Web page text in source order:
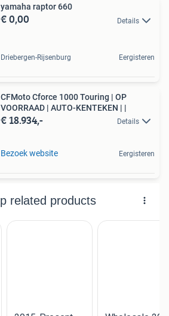
yamaha raptor 660
€ 0,00 Details
Driebergen-Rijsenburg Eergisteren
CFMoto Cforce 1000 Touring | OP
VOORRAAD | AUTO-KENTEKEN | |
€ 18.934,- Details
Bezoek website Eergisteren